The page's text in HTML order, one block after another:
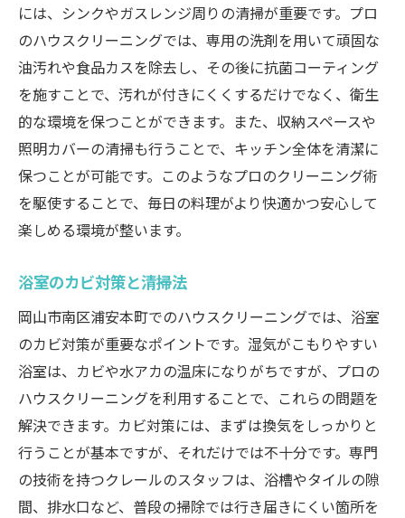
には、シンクやガスレンジ周りの清掃が重要です。プロ
のハウスクリーニングでは、専用の洗剤を用いて頑固な
油汚れや食品カスを除去し、その後に抗菌コーティング
を施すことで、汚れが付きにくくするだけでなく、衛生
的な環境を保つことができます。また、収納スペースや
照明カバーの清掃も行うことで、キッチン全体を清潔に
保つことが可能です。このようなプロのクリーニング術
を駆使することで、毎日の料理がより快適かつ安心して
楽しめる環境が整います。
浴室のカビ対策と清掃法
岡山市南区浦安本町でのハウスクリーニングでは、浴室
のカビ対策が重要なポイントです。湿気がこもりやすい
浴室は、カビや水アカの温床になりがちですが、プロの
ハウスクリーニングを利用することで、これらの問題を
解決できます。カビ対策には、まずは換気をしっかりと
行うことが基本ですが、それだけでは不十分です。専門
の技術を持つクレールのスタッフは、浴槽やタイルの隙
間、排水口など、普段の掃除では行き届きにくい箇所を